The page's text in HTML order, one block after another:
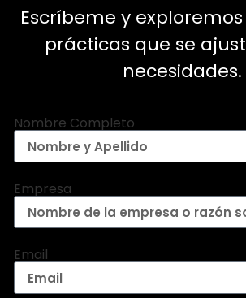
Escríbeme y
prácticas que se
necesidades.
Nombre Completo
Empresa
Email